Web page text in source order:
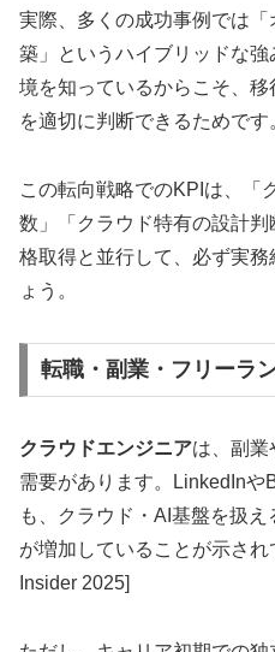
実際、多くの成功事例では
築」というハイブリッドな
境を知っているからこそ、
を適切に判断できるためです
この転向戦略でのKPIは、「
数」「クラウド特有の設計
格取得と並行して、必ず実
ょう。
転職・副業・フリーラ
クラウドエンジニアは、副業
需要があります。LinkedInや
も、クラウド・AI基盤を扱
が増加していることが示さ
Insider 2025]